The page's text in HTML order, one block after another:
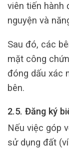
viên tiến hành
nguyện và
Sau đó, các
mặt công
đóng dấu xác
bên.
2.5. Đăng ký
Nếu việc góp
sử dụng đất